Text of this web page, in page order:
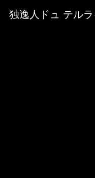
Media Viewer
独逸人ドュ テル